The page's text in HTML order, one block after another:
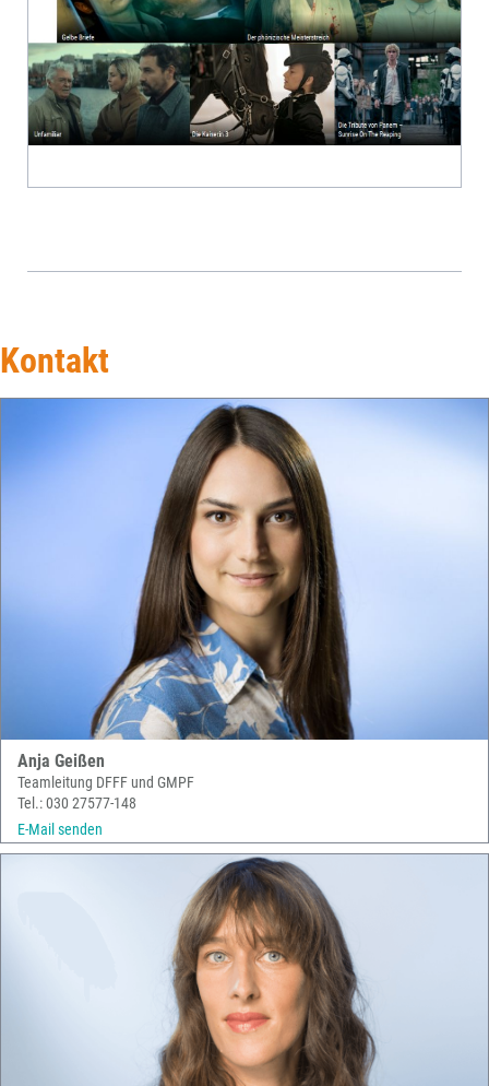
Kontakt
Anja Geißen
Teamleitung DFFF und GMPF
Tel.: 030 27577-148
E-Mail senden